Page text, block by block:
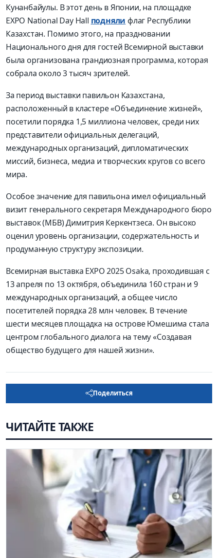
Кунанбайулы. В этот день в Японии, на площадке
EXPO National Day Hall подняли флаг Республики
Казахстан. Помимо этого, на праздновании
Национального дня для гостей Всемирной выставки
была организована грандиозная программа, которая
собрала около 3 тысяч зрителей.
За период выставки павильон Казахстана,
расположенный в кластере «Объединение жизней»,
посетили порядка 1,5 миллиона человек, среди них
представители официальных делегаций,
международных организаций, дипломатических
миссий, бизнеса, медиа и творческих кругов со всего
мира.
Особое значение для павильона имел официальный
визит генерального секретаря Международного бюро
выставок (МБВ) Димитрия Керкентзеса. Он высоко
оценил уровень организации, содержательность и
продуманную структуру экспозиции.
Всемирная выставка EXPO 2025 Osaka, проходившая с
13 апреля по 13 октября, объединила 160 стран и 9
международных организаций, а общее число
посетителей порядка 28 млн человек. В течение
шести месяцев площадка на острове Юмешима стала
центром глобального диалога на тему «Создавая
общество будущего для нашей жизни».
Поделиться
ЧИТАЙТЕ ТАКЖЕ